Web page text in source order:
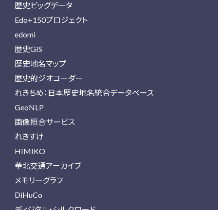
歴史ビッグデータ
Edo+150プロジェクト
edomi
歴史GIS
歴史地名マップ
歴史的ジオコーダー
れきちめ：日本歴史地名統合データベース
GeoNLP
画像照合サービス
れきすけ
HIMIKO
華北交通アーカイブ
メモリーグラフ
DiHuCo